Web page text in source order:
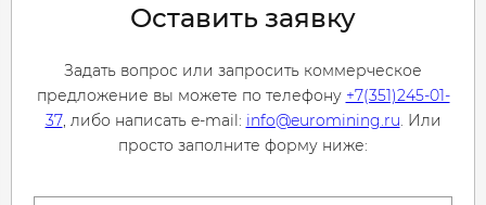
Оставить заявку
Задать вопрос или запросить коммерческое
предложение вы можете по телефону +7(351)245-01-
37, либо написать e-mail: info@euromining.ru. Или
просто заполните форму ниже: